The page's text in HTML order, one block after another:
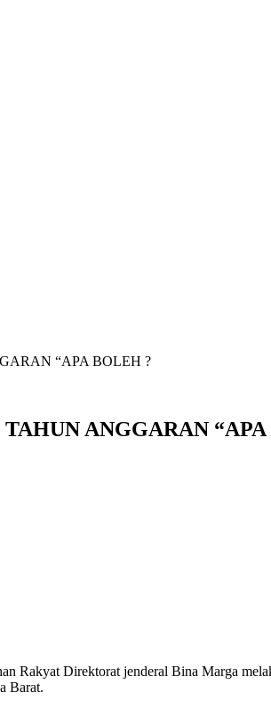
“APA BOLEH ?
ANGGARAN
Rakyat Direktorat jenderal Bina Marga
Barat.